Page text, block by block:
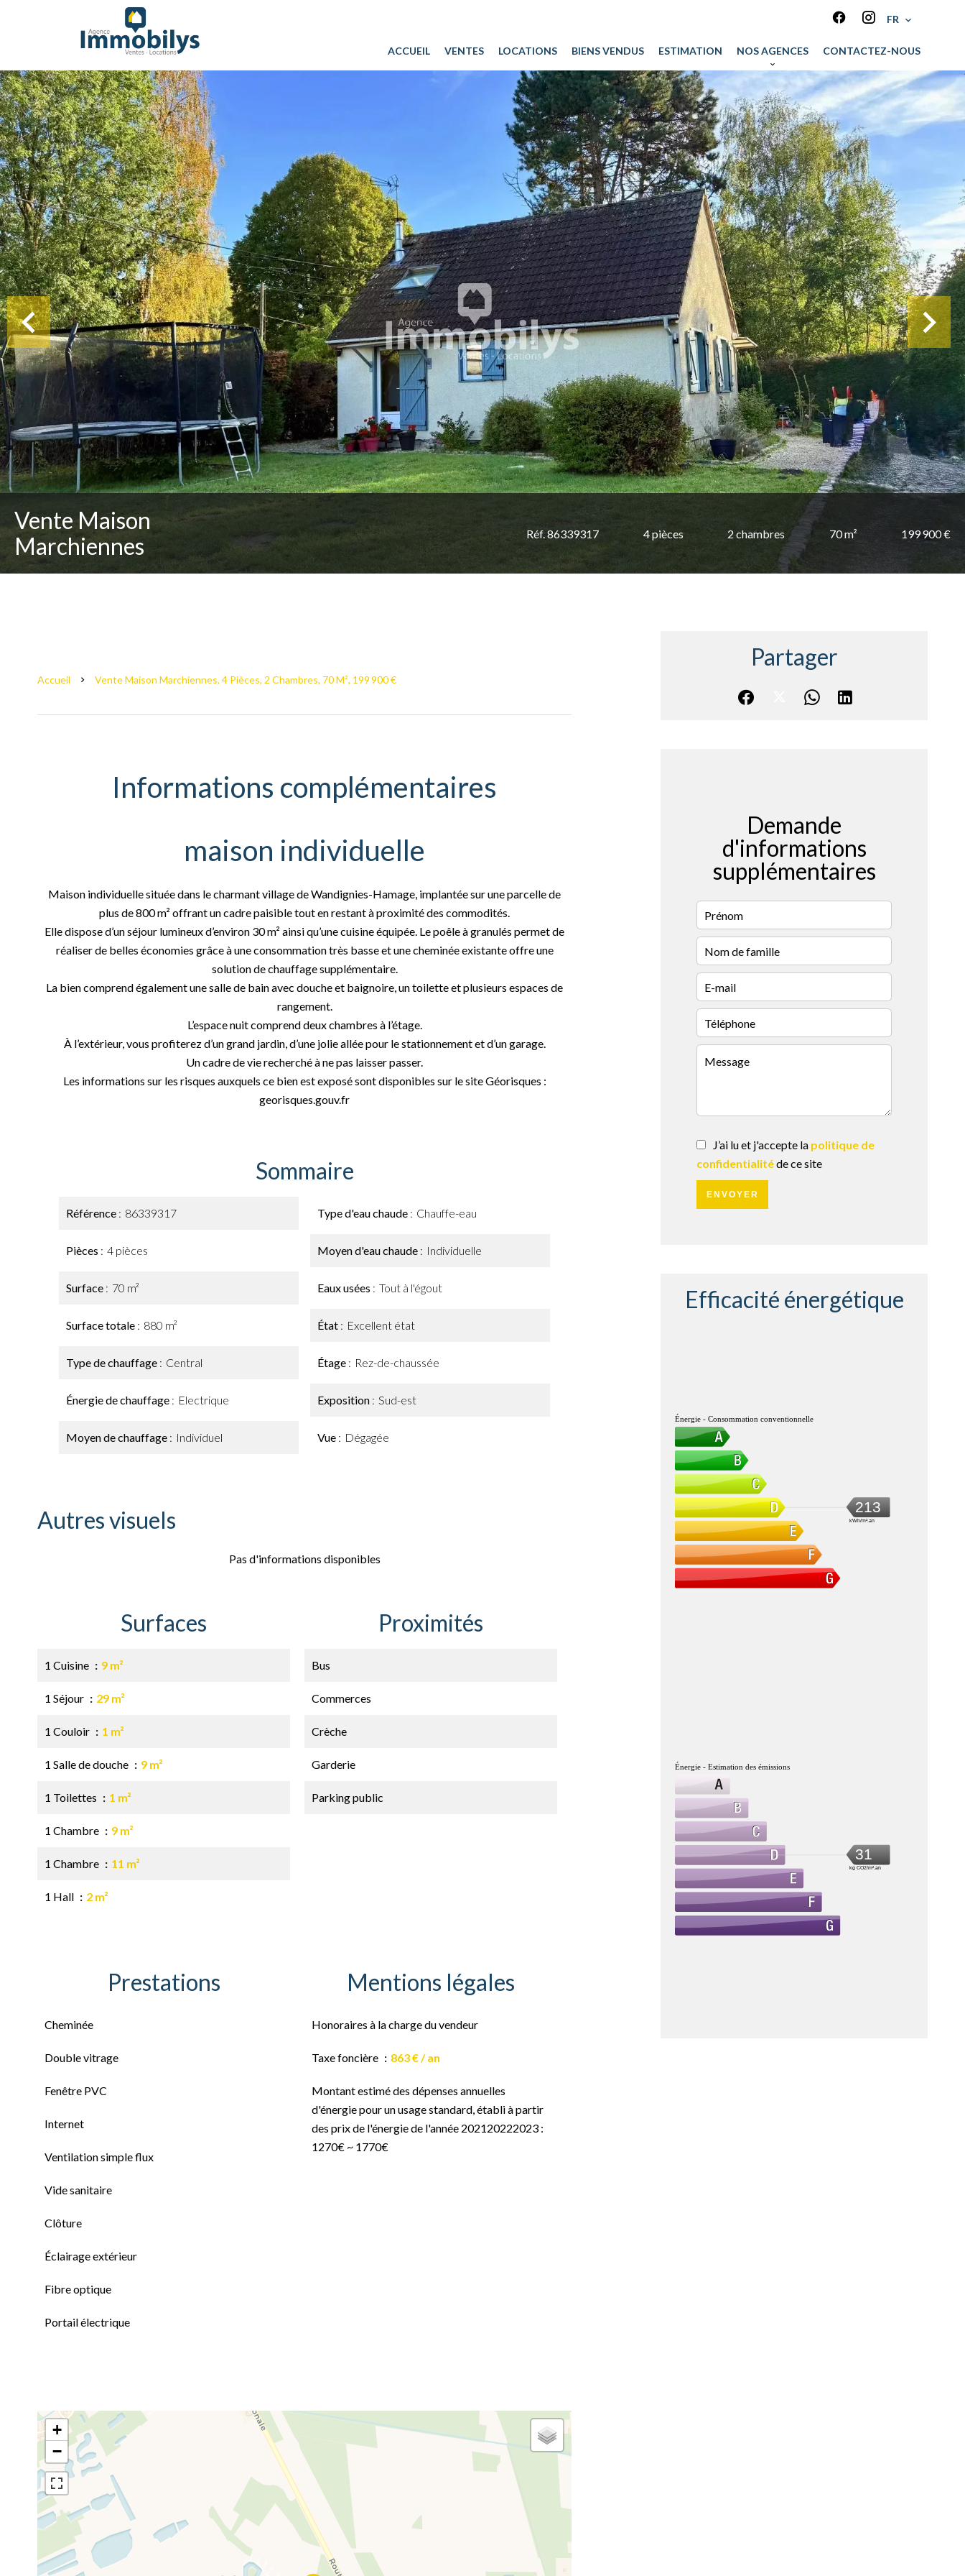
FR
ACCUEIL VENTES LOCATIONS BIENS VENDUS ESTIMATION NOS AGENCES CONTACTEZ-NOUS
Vente Maison
Marchiennes
Réf. 86339317 4 pièces 2 chambres 70 m² 199 900 €
Accueil Vente Maison Marchiennes, 4 Pièces, 2 Chambres, 70 M², 199 900 €
Informations complémentaires
maison individuelle
Maison individuelle située dans le charmant village de Wandignies-Hamage, implantée sur une parcelle de
plus de 800 m² offrant un cadre paisible tout en restant à proximité des commodités.
Elle dispose d’un séjour lumineux d’environ 30 m² ainsi qu’une cuisine équipée. Le poêle à granulés permet de
réaliser de belles économies grâce à une consommation très basse et une cheminée existante offre une
solution de chauffage supplémentaire.
La bien comprend également une salle de bain avec douche et baignoire, un toilette et plusieurs espaces de
rangement.
L’espace nuit comprend deux chambres à l’étage.
À l’extérieur, vous profiterez d’un grand jardin, d’une jolie allée pour le stationnement et d’un garage.
Un cadre de vie recherché à ne pas laisser passer.
Les informations sur les risques auxquels ce bien est exposé sont disponibles sur le site Géorisques :
georisques.gouv.fr
Sommaire
Référence 86339317
Pièces 4 pièces
Surface 70 m²
Surface totale 880 m²
Type de chauffage Central
Énergie de chauffage Electrique
Moyen de chauffage Individuel
Type d'eau chaude Chauffe-eau
Moyen d'eau chaude Individuelle
Eaux usées Tout à l'égout
État Excellent état
Étage Rez-de-chaussée
Exposition Sud-est
Vue Dégagée
Autres visuels
Pas d'informations disponibles
Surfaces
1 Cuisine 9 m²
1 Séjour 29 m²
1 Couloir 1 m²
1 Salle de douche 9 m²
1 Toilettes 1 m²
1 Chambre 9 m²
1 Chambre 11 m²
1 Hall 2 m²
Proximités
Bus
Commerces
Crèche
Garderie
Parking public
Prestations
Cheminée
Double vitrage
Fenêtre PVC
Internet
Ventilation simple flux
Vide sanitaire
Clôture
Éclairage extérieur
Fibre optique
Portail électrique
Mentions légales
Honoraires à la charge du vendeur
Taxe foncière 863 € / an
Montant estimé des dépenses annuelles
d'énergie pour un usage standard, établi à partir
des prix de l'énergie de l'année 202120222023 :
1270€ ~ 1770€
+
−
Partager
Demande
d'informations
supplémentaires
J’ai lu et j'accepte la politique de
confidentialitéde ce site
ENVOYER
Efficacité énergétique
Énergie - Consommation conventionnelle
213
kWh/m².an
Énergie - Estimation des émissions
31
kg CO2/m².an